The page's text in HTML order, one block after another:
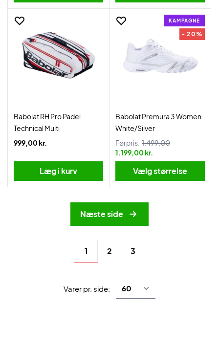
Babolat RH Pro Padel
Technical Multi
999,00 kr.
Læg i kurv
KAMPAGNE
- 20%
Babolat Premura 3 Women
White/Silver
Førpris: 1.499,00
1.199,00 kr.
Vælg størrelse
Næste side
1 2 3
Varer pr. side: